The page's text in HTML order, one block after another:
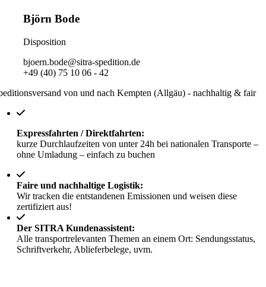
Björn Bode
Disposition
bjoern.bode@sitra-spedition.de
+49 (40) 75 10 06 - 42
von und nach Kempten (Allgäu) - nachhaltig & fair
Expressfahrten / Direktfahrten:
kurze Durchlaufzeiten von unter 24h bei nationalen Transporte –
ohne Umladung – einfach zu buchen
Faire und nachhaltige Logistik:
Wir tracken die entstandenen Emissionen und weisen diese
zertifiziert aus!
Der SITRA Kundenassistent:
Alle transportrelevanten Themen an einem Ort: Sendungsstatus,
Schriftverkehr, Ablieferbelege, uvm.